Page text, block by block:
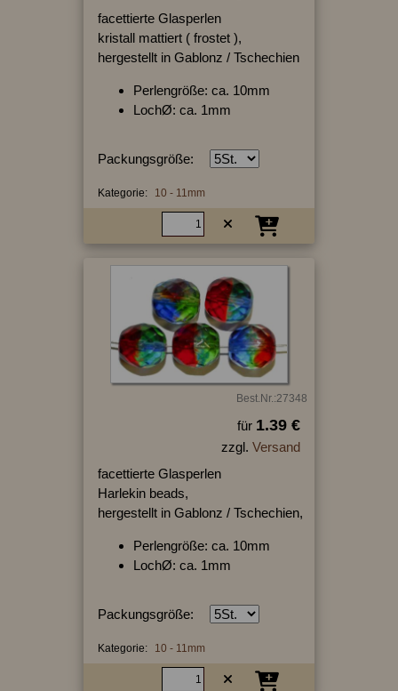
facettierte Glasperlen
kristall mattiert ( frostet ),
hergestellt in Gablonz / Tschechien
Perlengröße: ca. 10mm
LochØ: ca. 1mm
Packungsgröße:
Kategorie: 10 - 11mm
Best.Nr.:27348
für 1.39 €
zzgl. Versand
facettierte Glasperlen
Harlekin beads,
hergestellt in Gablonz / Tschechien,
Perlengröße: ca. 10mm
LochØ: ca. 1mm
Packungsgröße:
Kategorie: 10 - 11mm